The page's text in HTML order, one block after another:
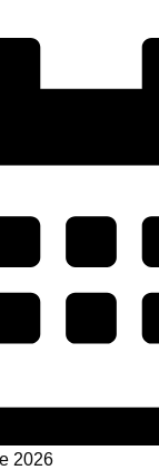
2026